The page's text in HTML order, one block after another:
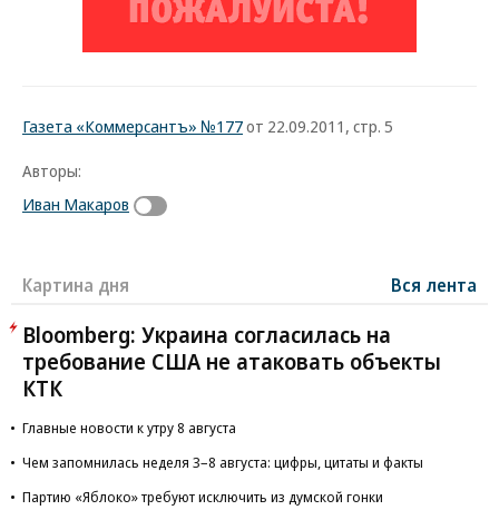
Газета «Коммерсантъ» №177от 22.09.2011, стр. 5
Авторы:
Иван Макаров
Картина дня Вся лента
Bloomberg: Украина согласилась на
требование США не атаковать объекты
КТК
Главные новости к утру 8 августа
Чем запомнилась неделя 3–8 августа: цифры, цитаты и факты
Партию «Яблоко» требуют исключить из думской гонки